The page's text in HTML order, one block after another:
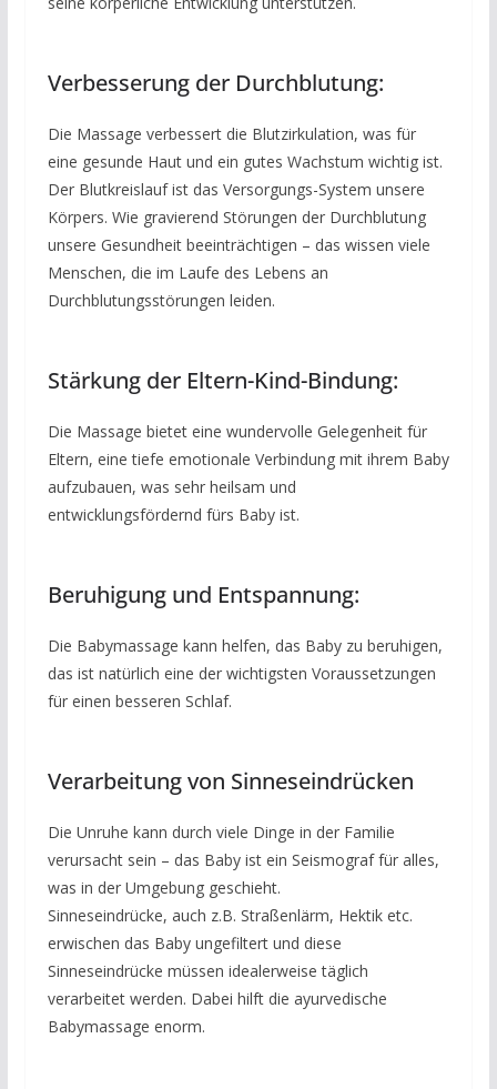
Verbesserung der Durchblutung:
Die Massage verbessert die Blutzirkulation, was für
eine gesunde Haut und ein gutes Wachstum wichtig ist.
Der Blutkreislauf ist das Versorgungs-System unsere
Körpers. Wie gravierend Störungen der Durchblutung
unsere Gesundheit beeinträchtigen – das wissen viele
Menschen, die im Laufe des Lebens an
Durchblutungsstörungen leiden.
Stärkung der Eltern-Kind-Bindung:
Die Massage bietet eine wundervolle Gelegenheit für
Eltern, eine tiefe emotionale Verbindung mit ihrem Baby
aufzubauen, was sehr heilsam und
entwicklungsfördernd fürs Baby ist.
Beruhigung und Entspannung:
Die Babymassage kann helfen, das Baby zu beruhigen,
das ist natürlich eine der wichtigsten Voraussetzungen
für einen besseren Schlaf.
Verarbeitung von Sinneseindrücken
Die Unruhe kann durch viele Dinge in der Familie
verursacht sein – das Baby ist ein Seismograf für alles,
was in der Umgebung geschieht.
Sinneseindrücke, auch z.B. Straßenlärm, Hektik etc.
erwischen das Baby ungefiltert und diese
Sinneseindrücke müssen idealerweise täglich
verarbeitet werden. Dabei hilft die ayurvedische
Babymassage enorm.